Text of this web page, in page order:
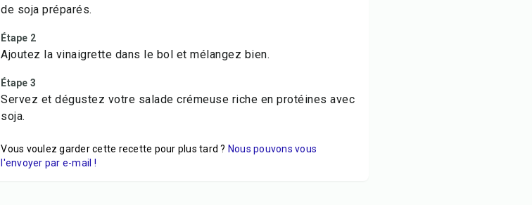
de soja préparés.
Étape 2
Ajoutez la vinaigrette dans le bol et mélangez bien.
Étape 3
Servez et dégustez votre salade crémeuse riche en protéines avec
soja.
Vous voulez garder cette recette pour plus tard ? Nous pouvons vous
l'envoyer par e-mail !